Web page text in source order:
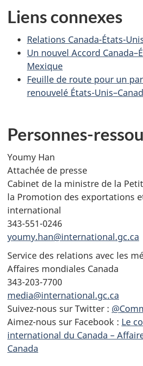
Liens connexes
Relations Canada-États-
Un nouvel Accord
Mexique
Feuille de route pour un
renouvelé États-
Personnes-
Youmy Han
Attachée de presse
Cabinet de la ministre de la
la Promotion des exportations
international
343-551-0246
youmy.han@international.gc.ca
Service des relations avec les
Affaires mondiales Canada
343-203-7700
media@international.gc.ca
Suivez-nous sur Twitter :
Aimez-nous sur Facebook : Le
international du Canada –
Canada